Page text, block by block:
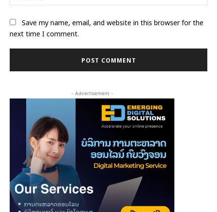
Save my name, email, and website in this browser for the
next time I comment.
- Advertisement -